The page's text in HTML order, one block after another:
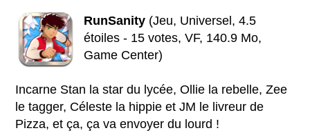
RunSanity (Jeu, Universel, 4.5
étoiles - 15 votes, VF, 140.9 Mo,
Game Center)
Incarne Stan la star du lycée, Ollie la rebelle, Zee
le tagger, Céleste la hippie et JM le livreur de
Pizza, et ça, ça va envoyer du lourd !